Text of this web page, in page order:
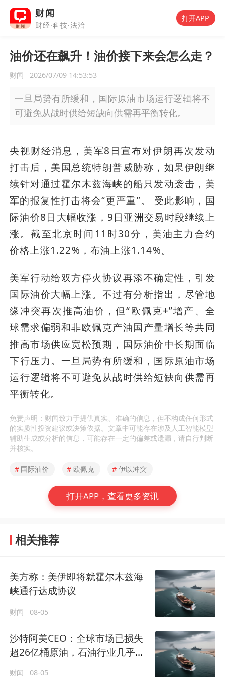
财闻
财经·科技·法治
打开APP
油价还在飙升！油价接下来会怎么走？
财闻 2026/07/09 14:53:53
一旦局势有所缓和，国际原油市场运行逻辑将不
可避免从战时供给短缺向供需再平衡转化。
央视财经消息，美军8日宣布对伊朗再次发动
打击后，美国总统特朗普威胁称，如果伊朗继
续针对通过霍尔木兹海峡的船只发动袭击，美
军的报复性打击将会“更严重”。 受此影响，国
际油价8日大幅收涨，9日亚洲交易时段继续上
涨。截至北京时间11时30分，美油主力合约
价格上涨1.22%，布油上涨1.14%。
美军行动给双方停火协议再添不确定性，引发
国际油价大幅上涨。不过有分析指出，尽管地
缘冲突再次推高油价，但“欧佩克+”增产、全
球需求偏弱和非欧佩克产油国产量增长等共同
推高市场供应宽松预期，国际油价中长期面临
下行压力。一旦局势有所缓和，国际原油市场
运行逻辑将不可避免从战时供给短缺向供需再
平衡转化。
免责声明：财闻致力于提供真实、准确的信息，但不构成任何形式
的实质性投资建议或决策依据。文章中可能存在涉及人工智能模型
辅助生成或分析的信息，可能存在一定的偏差或遗漏，请自行判断
并核实。
# 国际油价 # 欧佩克 # 伊以冲突
打开APP，查看更多资讯
相关推荐
美方称：美伊即将就霍尔木兹海
峡通行达成协议
财闻 08-05
沙特阿美CEO：全球市场已损失
超26亿桶原油，石油行业几乎没
财闻 08-05